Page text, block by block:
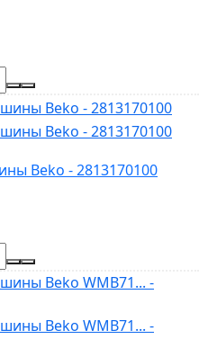
Beko - 2813170100